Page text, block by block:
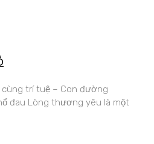
cùng trí tuệ – Con đường
đau Lòng thương yêu là một